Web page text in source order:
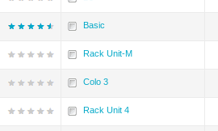
Basic
Rack Unit-M
Colo 3
Rack Unit 4